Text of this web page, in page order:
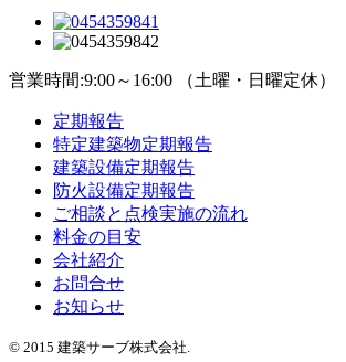
営業時間:9:00～16:00 （土曜・日曜定休）
定期報告
特定建築物定期報告
建築設備定期報告
防火設備定期報告
ご相談と点検実施の流れ
料金の目安
会社紹介
お問合せ
お知らせ
© 2015 建築サーブ株式会社.